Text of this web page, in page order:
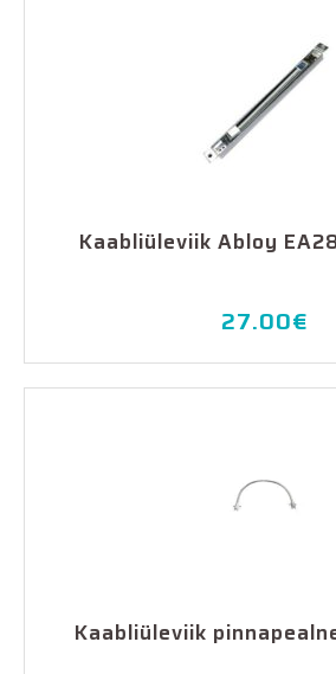
Kaabliüleviik Abloy
27.00€
Kaabliüleviik